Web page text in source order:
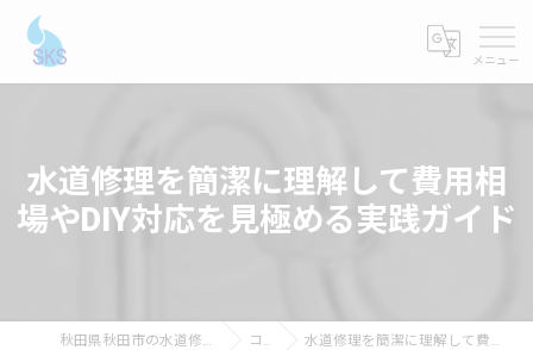
水道修理を簡潔に理解して費用相
場やDIY対応を見極める実践ガイド
秋田県秋田市の水道修理ならショーケンシステムス コラム 水道修理を簡潔に理解して費用相場やDIY対応を見極める実践ガイド